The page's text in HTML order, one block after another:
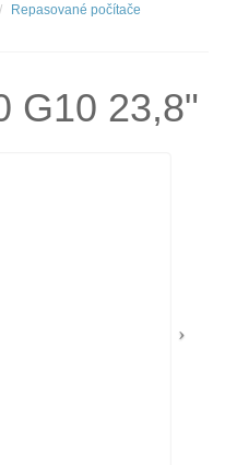
Repasované počítače
G10 23,8"